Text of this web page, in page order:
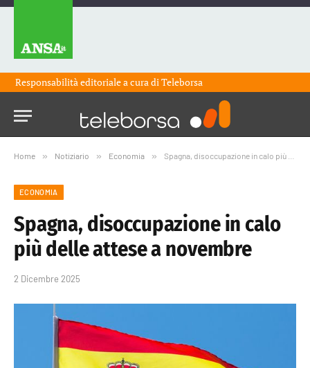
Responsabilità editoriale a cura diTeleborsa
Home » Notiziario » Economia » Spagna, disoccupazione in calo più delle attese a novembre
ECONOMIA
Spagna, disoccupazione in calo
più delle attese a novembre
2 Dicembre 2025